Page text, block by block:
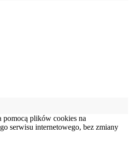
pomocą plików cookies na
serwisu internetowego, bez zmiany